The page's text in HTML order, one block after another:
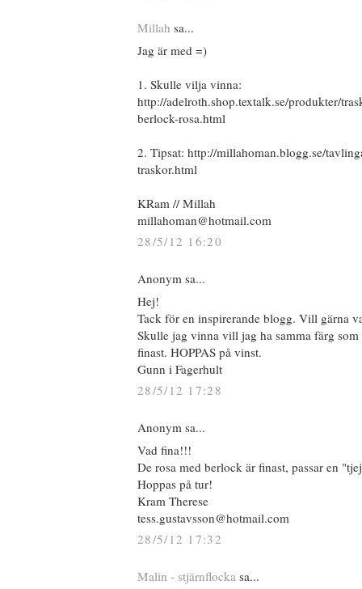
Millah sa...
Jag är med =)
1. Skulle vilja vinna:
http://adelroth.shop.textalk.se/produkter/
berlock-rosa.html
2. Tipsat: http://millahoman.blogg.se/
traskor.html
KRam // Millah
millahoman@hotmail.com
28/5/12 16:20
Anonym sa...
Hej!
Tack för en inspirerande blogg. Vill gärna
Skulle jag vinna vill jag ha samma färg
finast. HOPPAS på vinst.
Gunn i Fagerhult
28/5/12 17:28
Anonym sa...
Vad fina!!!
De rosa med berlock är finast, passar en
Hoppas på tur!
Kram Therese
tess.gustavsson@hotmail.com
28/5/12 17:32
Malin - stjärnflocka sa...